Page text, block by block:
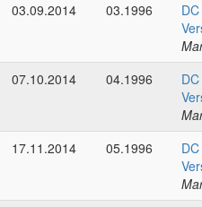
03.09.2014
03.1996
07.10.2014
04.1996
17.11.2014
05.1996